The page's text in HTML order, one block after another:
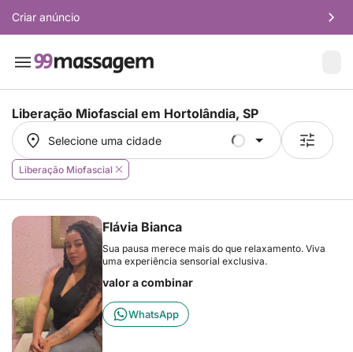
Criar anúncio
Liberação Miofascial em Hortolândia, SP
Selecione uma cidade
Selecione uma cidade
Liberação Miofascial
Flávia Bianca
Sua pausa merece mais do que relaxamento. Viva
uma experiência sensorial exclusiva.
valor a combinar
WhatsApp